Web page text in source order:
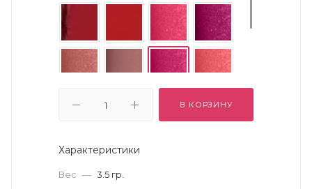
В КОРЗИНУ
Характеристики
Вес — 3.5 гр.